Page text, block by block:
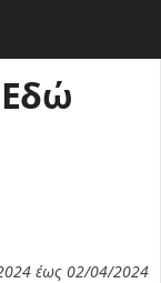
έως 02/04/2024